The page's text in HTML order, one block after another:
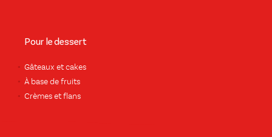
Pour le dessert
Gâteaux et cakes
À base de fruits
Crèmes et flans